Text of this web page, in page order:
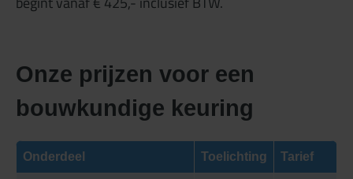
Onze prijzen voor een
bouwkundige keuring
Onderdeel Toelichting Tarief